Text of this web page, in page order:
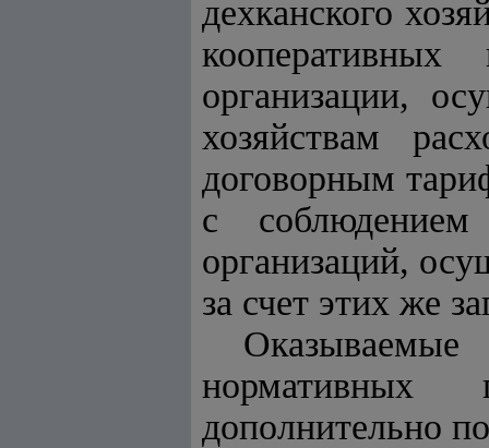
дехканского
кооперативных
организации,
хозяйствам
договорным
с соблюдением
организаций,
за счет этих же
нормативных
дополнительно